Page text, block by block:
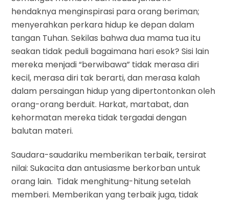
hendaknya menginspirasi para orang beriman;
menyerahkan perkara hidup ke depan dalam
tangan Tuhan. Sekilas bahwa dua mama tua itu
seakan tidak peduli bagaimana hari esok? Sisi lain
mereka menjadi “berwibawa” tidak merasa diri
kecil, merasa diri tak berarti, dan merasa kalah
dalam persaingan hidup yang dipertontonkan oleh
orang-orang berduit. Harkat, martabat, dan
kehormatan mereka tidak tergadai dengan
balutan materi.
Saudara-saudariku memberikan terbaik, tersirat
nilai: Sukacita dan antusiasme berkorban untuk
orang lain. Tidak menghitung-hitung setelah
memberi. Memberikan yang terbaik juga, tidak